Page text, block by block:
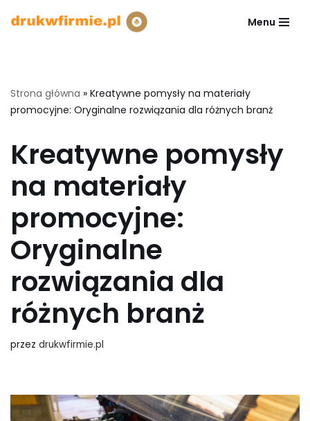
Menu
Strona główna » Kreatywne pomysły na materiały
promocyjne: Oryginalne rozwiązania dla różnych branż
Kreatywne pomysły
na materiały
promocyjne:
Oryginalne
rozwiązania dla
różnych branż
przez drukwfirmie.pl